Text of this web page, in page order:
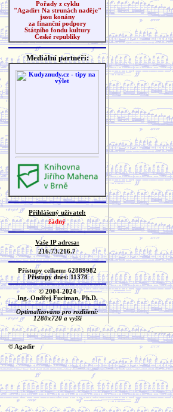
Pořady z cyklu
"Agadir: Na strunách naděje"
jsou konány
za finanční podpory
Státního fondu kultury
České republiky
Mediální partneři:
Přihlášený uživatel:
žádný
Vaše IP adresa:
216.73.216.7
Přístupy celkem: 62889982
Přístupy dnes: 11378
© 2004-2024
Ing. Ondřej Fuciman, Ph.D.
Optimalizováno pro rozlišení:
1280x720 a vyšší
© Agadir